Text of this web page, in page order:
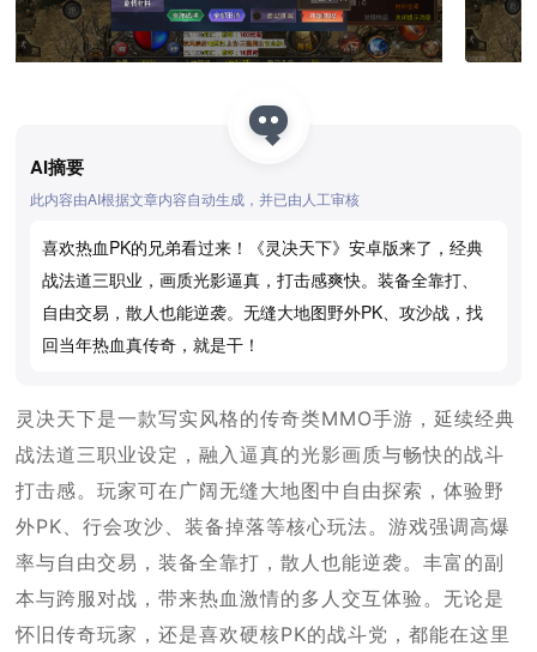
AI摘要
此内容由AI根据文章内容自动生成，并已由人工审核
喜欢热血PK的兄弟看过来！《灵决天下》安卓版来了，经典
战法道三职业，画质光影逼真，打击感爽快。装备全靠打、
自由交易，散人也能逆袭。无缝大地图野外PK、攻沙战，找
回当年热血真传奇，就是干！
灵决天下是一款写实风格的传奇类MMO手游，延续经典
战法道三职业设定，融入逼真的光影画质与畅快的战斗
打击感。玩家可在广阔无缝大地图中自由探索，体验野
外PK、行会攻沙、装备掉落等核心玩法。游戏强调高爆
率与自由交易，装备全靠打，散人也能逆袭。丰富的副
本与跨服对战，带来热血激情的多人交互体验。无论是
怀旧传奇玩家，还是喜欢硬核PK的战斗党，都能在这里